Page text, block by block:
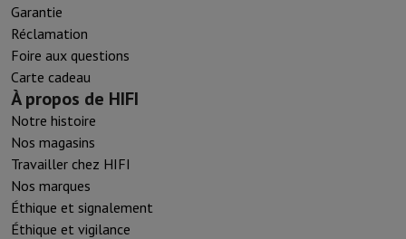
Garantie
Réclamation
Foire aux questions
Carte cadeau
À propos de HIFI
Notre histoire
Nos magasins
Travailler chez HIFI
Nos marques
Éthique et signalement
Éthique et vigilance